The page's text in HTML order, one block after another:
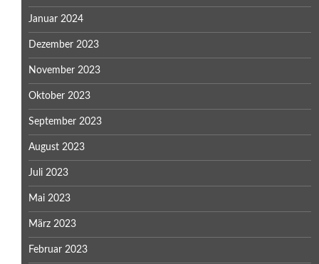
Januar 2024
Dezember 2023
November 2023
Oktober 2023
September 2023
August 2023
Juli 2023
Mai 2023
März 2023
Februar 2023